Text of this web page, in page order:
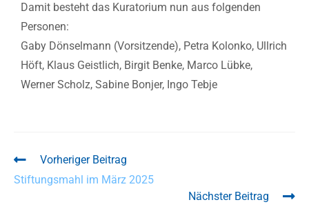
Damit besteht das Kuratorium nun aus folgenden
Personen:
Gaby Dönselmann (Vorsitzende), Petra Kolonko, Ullrich
Höft, Klaus Geistlich, Birgit Benke, Marco Lübke,
Werner Scholz, Sabine Bonjer, Ingo Tebje
Vorheriger Beitrag
Stiftungsmahl im März 2025
Nächster Beitrag